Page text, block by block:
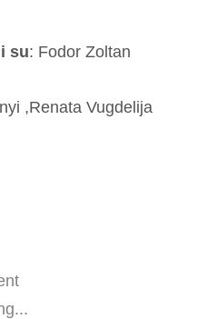
su: Fodor Zoltan
,Renata Vugdelija